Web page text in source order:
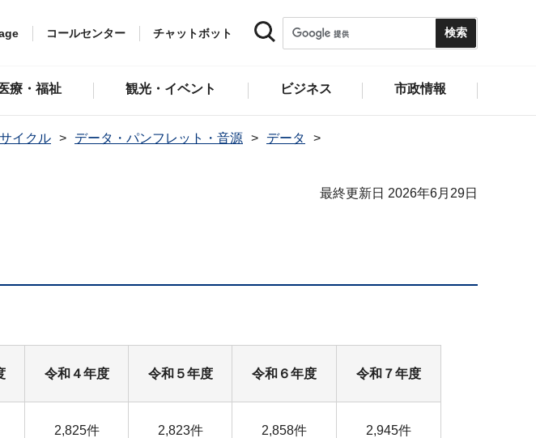
コールセンター チャットボット
療・福祉 観光・イベント ビジネス 市政情報
イクル データ・パンフレット・音源
データ
最終更新日 2026年6月29日
令和４年度 令和５年度 令和６年度 令和７年度
2,825件 2,823件 2,858件 2,945件